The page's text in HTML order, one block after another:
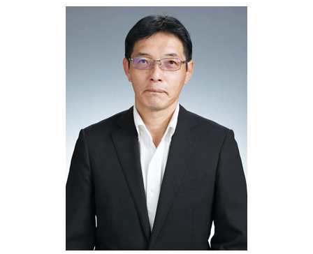
相続税 保険 非課税 計算
相続税 いくらから
相続税 基礎控除 法定相続人 兄弟
生前対策 税理士
相続税 配偶者控除 申告
相続 税理士 流れ
特別寄与料 相続税
相続税 シミュレーション
相続時精算課税制度 デメリット
不動産相続 税理士 相談 岐阜市
相続税申告 税理士 相談 一宮市
不動産相続 税理士 相談 小牧市
相続生前対策 税理士 相談 犬山市
相続税申告 税理士 相談 小牧市
相続生前対策 税理士 相談 春日井市
不動産相続 税理士 相談 瑞穂市
相続生前対策 税理士 相談 名古屋
相続生前対策 税理士 相談 小牧市
相続税申告 税理士 相談 岐阜県
相続税対策 税理士 相談 岐阜県
相続税対策 税理士 相談 小牧市
相続税申告 税理士 相談 岐阜市